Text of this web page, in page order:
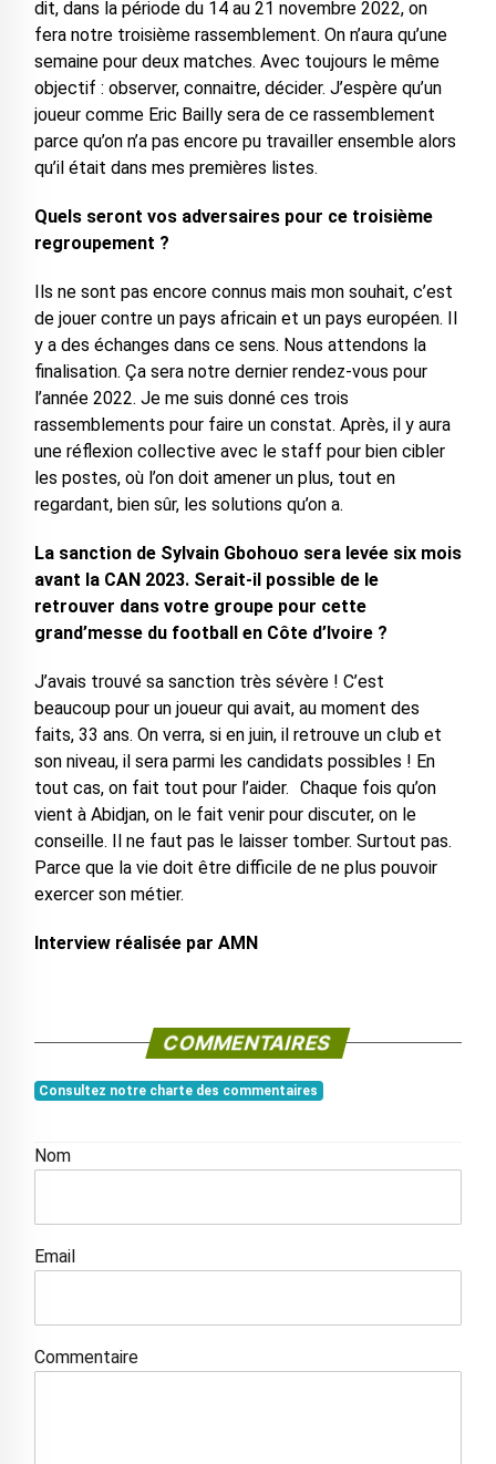
dit, dans la période du 14 au 21 novembre 2022, on
fera notre troisième rassemblement. On n’aura qu’une
semaine pour deux matches. Avec toujours le même
objectif : observer, connaitre, décider. J’espère qu’un
joueur comme Eric Bailly sera de ce rassemblement
parce qu’on n’a pas encore pu travailler ensemble alors
qu’il était dans mes premières listes.
Quels seront vos adversaires pour ce troisième
regroupement ?
Ils ne sont pas encore connus mais mon souhait, c’est
de jouer contre un pays africain et un pays européen. Il
y a des échanges dans ce sens. Nous attendons la
finalisation. Ça sera notre dernier rendez-vous pour
l’année 2022. Je me suis donné ces trois
rassemblements pour faire un constat. Après, il y aura
une réflexion collective avec le staff pour bien cibler
les postes, où l’on doit amener un plus, tout en
regardant, bien sûr, les solutions qu’on a.
La sanction de Sylvain Gbohouo sera levée six mois
avant la CAN 2023. Serait-il possible de le
retrouver dans votre groupe pour cette
grand’messe du football en Côte d’Ivoire ?
J’avais trouvé sa sanction très sévère ! C’est
beaucoup pour un joueur qui avait, au moment des
faits, 33 ans. On verra, si en juin, il retrouve un club et
son niveau, il sera parmi les candidats possibles ! En
tout cas, on fait tout pour l’aider. Chaque fois qu’on
vient à Abidjan, on le fait venir pour discuter, on le
conseille. Il ne faut pas le laisser tomber. Surtout pas.
Parce que la vie doit être difficile de ne plus pouvoir
exercer son métier.
Interview réalisée par AMN
COMMENTAIRES
Consultez notre charte des commentaires
Nom
Email
Commentaire